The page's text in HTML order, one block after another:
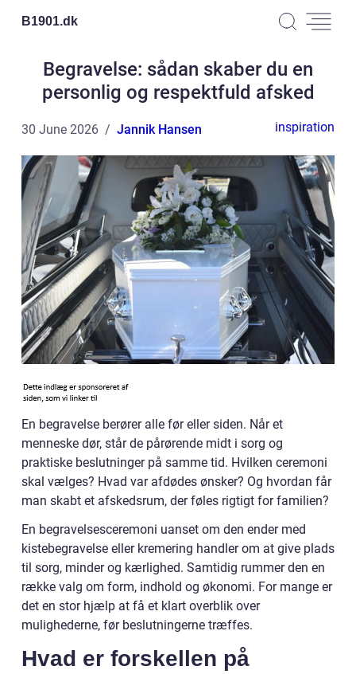
B1901.dk
Begravelse: sådan skaber du en
personlig og respektfuld afsked
30 June 2026 Jannik Hansen inspiration
En begravelse berører alle før eller siden. Når et
menneske dør, står de pårørende midt i sorg og
praktiske beslutninger på samme tid. Hvilken ceremoni
skal vælges? Hvad var afdødes ønsker? Og hvordan får
man skabt et afskedsrum, der føles rigtigt for familien?
En begravelsesceremoni uanset om den ender med
kistebegravelse eller kremering handler om at give plads
til sorg, minder og kærlighed. Samtidig rummer den en
række valg om form, indhold og økonomi. For mange er
det en stor hjælp at få et klart overblik over
mulighederne, før beslutningerne træffes.
Hvad er forskellen på